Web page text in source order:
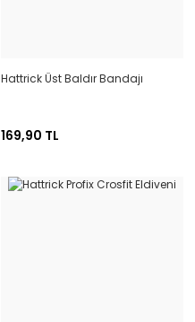
Hattrick Üst Baldır Bandajı
169,90 TL